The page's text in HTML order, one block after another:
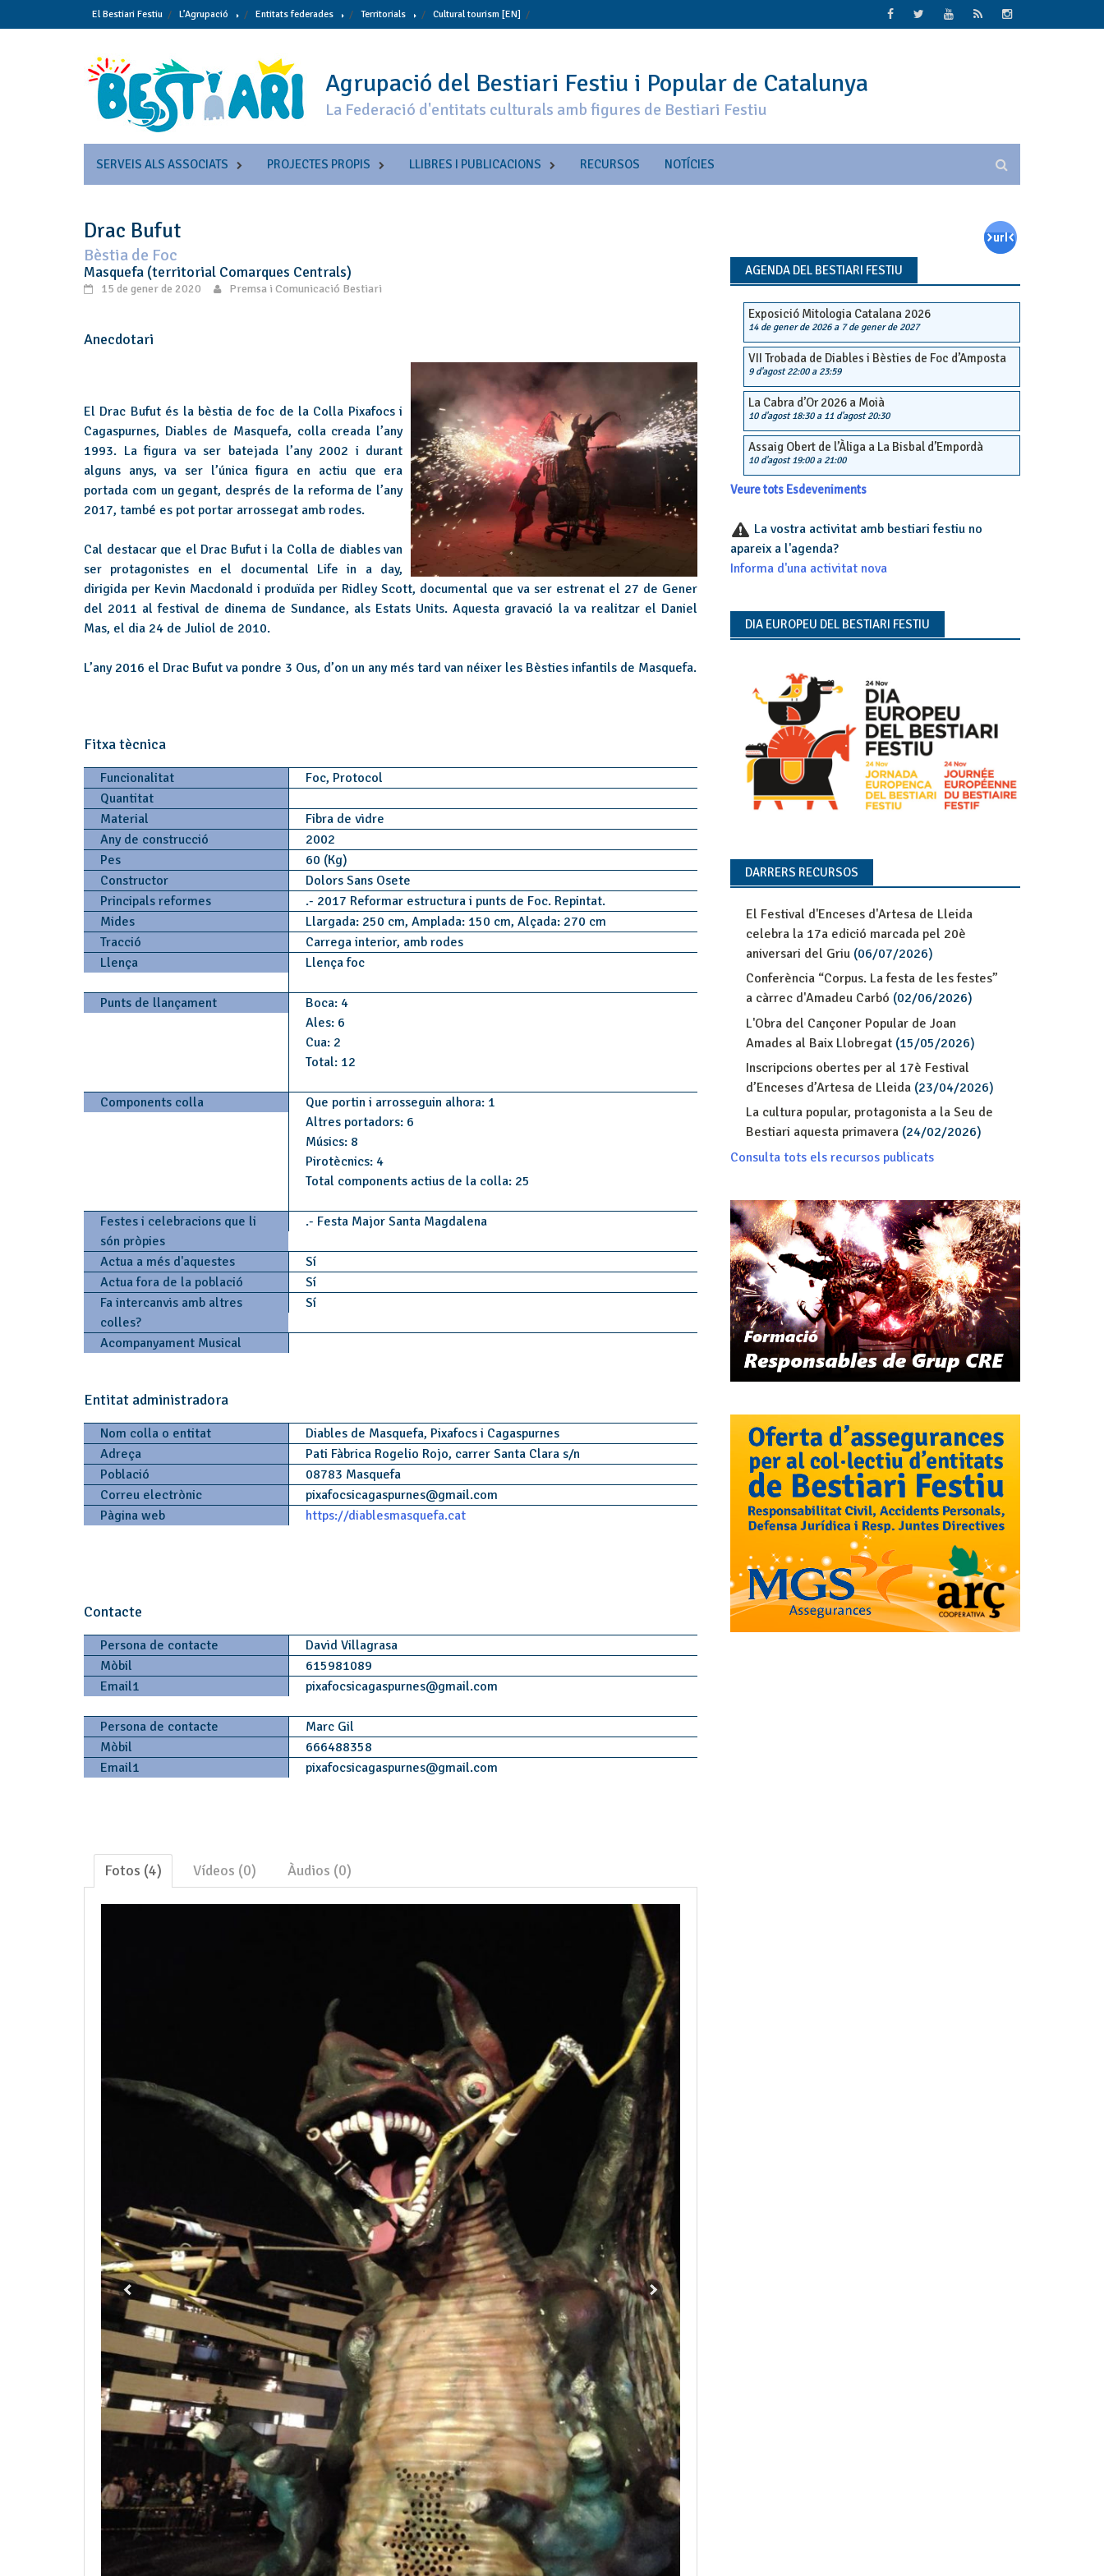
to
El Bestiari Festiu L’Agrupació Entitats federades Territorials Cultural tourism [EN]
Agrupació del Bestiari Festiu i Popular de Catalunya
La Federació d'entitats culturals amb figures de Bestiari Festiu
SERVEIS ALS ASSOCIATS PROJECTES PROPIS LLIBRES I PUBLICACIONS RECURSOS NOTÍCIES
Drac Bufut
Bèstia de Foc
Masquefa (territorial Comarques Centrals)
15 de gener de 2020 Premsa i Comunicació Bestiari
Anecdotari
El Drac Bufut és la bèstia de foc de la Colla Pixafocs i
Cagaspurnes, Diables de Masquefa, colla creada l’any
1993. La figura va ser batejada l’any 2002 i durant
alguns anys, va ser l’única figura en actiu que era
portada com un gegant, després de la reforma de l’any
2017, també es pot portar arrossegat amb rodes.
Cal destacar que el Drac Bufut i la Colla de diables van
ser protagonistes en el documental Life in a day,
dirigida per Kevin Macdonald i produïda per Ridley Scott, documental que va ser estrenat el 27 de Gener
del 2011 al festival de dinema de Sundance, als Estats Units. Aquesta gravació la va realitzar el Daniel
Mas, el dia 24 de Juliol de 2010.
L’any 2016 el Drac Bufut va pondre 3 Ous, d’on un any més tard van néixer les Bèsties infantils de Masquefa.
Fitxa tècnica
Funcionalitat
Foc, Protocol
Quantitat
Material
Fibra de vidre
Any de construcció
2002
Pes
60 (Kg)
Constructor
Dolors Sans Osete
Principals reformes
.- 2017 Reformar estructura i punts de Foc. Repintat.
Mides
Llargada: 250 cm, Amplada: 150 cm, Alçada: 270 cm
Tracció
Carrega interior, amb rodes
Llença
Llença foc
Punts de llançament
Boca: 4
Ales: 6
Cua: 2
Total: 12
Components colla
Que portin i arrosseguin alhora: 1
Altres portadors: 6
Músics: 8
Pirotècnics: 4
Total components actius de la colla: 25
Festes i celebracions que li
són pròpies
.- Festa Major Santa Magdalena
Actua a més d'aquestes
Sí
Actua fora de la població
Sí
Fa intercanvis amb altres
colles?
Sí
Acompanyament Musical
Entitat administradora
Nom colla o entitat
Diables de Masquefa, Pixafocs i Cagaspurnes
Adreça
Pati Fàbrica Rogelio Rojo, carrer Santa Clara s/n
Població
08783 Masquefa
Correu electrònic
pixafocsicagaspurnes@gmail.com
Pàgina web
https://diablesmasquefa.cat
Contacte
Persona de contacte
David Villagrasa
Mòbil
615981089
Email1
pixafocsicagaspurnes@gmail.com
Persona de contacte
Marc Gil
Mòbil
666488358
Email1
pixafocsicagaspurnes@gmail.com
Fotos (4) Vídeos (0) Àudios (0)
AGENDA DEL BESTIARI FESTIU
Exposició Mitologia Catalana 2026
14 de gener de 2026a 7 de gener de 2027
VII Trobada de Diables i Bèsties de Foc d’Amposta
9 d'agost 22:00a 23:59
La Cabra d’Or 2026 a Moià
10 d'agost 18:30a 11 d'agost 20:30
Assaig Obert de l’Àliga a La Bisbal d’Empordà
10 d'agost 19:00a 21:00
Veure tots Esdeveniments
La vostra activitat amb bestiari festiu no
apareix a l'agenda?
Informa d'una activitat nova
DIA EUROPEU DEL BESTIARI FESTIU
DARRERS RECURSOS
El Festival d'Enceses d'Artesa de Lleida
celebra la 17a edició marcada pel 20è
aniversari del Griu(06/07/2026)
Conferència “Corpus. La festa de les festes”
a càrrec d'Amadeu Carbó (02/06/2026)
L'Obra del Cançoner Popular de Joan
Amades al Baix Llobregat(15/05/2026)
Inscripcions obertes per al 17è Festival
d’Enceses d’Artesa de Lleida(23/04/2026)
La cultura popular, protagonista a la Seu de
Bestiari aquesta primavera(24/02/2026)
Consulta tots els recursos publicats